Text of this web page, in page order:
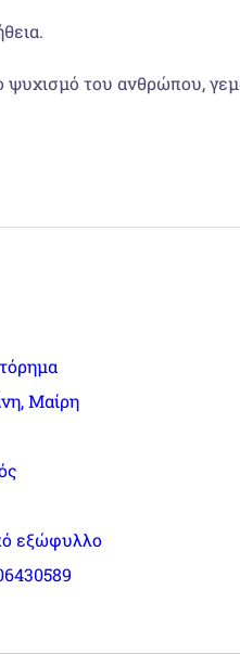
του ανθρώπου,
Μαίρη
εξώφυλλο